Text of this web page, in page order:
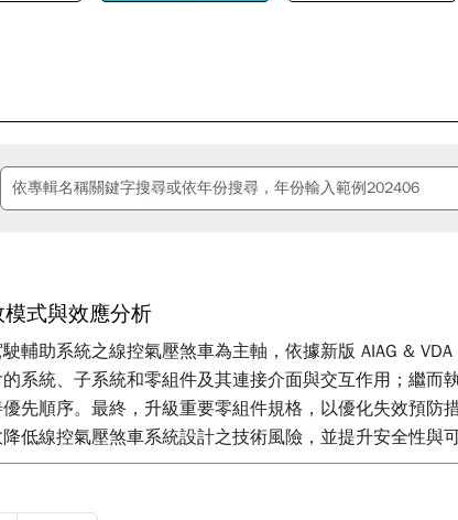
式與效應分析
輔助系統之線控氣壓煞車為主軸，依據新版 AIAG &
系統、子系統和零組件及其連接介面與交互作用；繼
先順序。最終，升級重要零組件規格，以優化失效預
低線控氣壓煞車系統設計之技術風險，並提升安全性與可